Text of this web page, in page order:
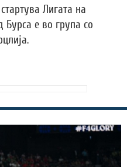
Лигата на
е во група со